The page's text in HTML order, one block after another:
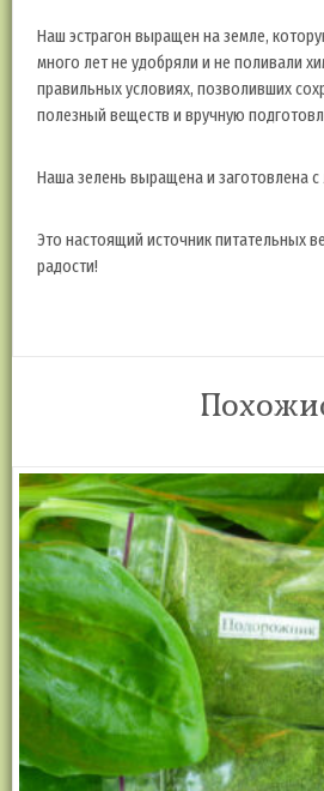
Наш эстрагон выращен на земле,
много лет не удобряли и не поливали
правильных условиях, позволивших
полезный веществ и вручную
Наша зелень выращена и заготовлена
Это настоящий источник питательных
радости!